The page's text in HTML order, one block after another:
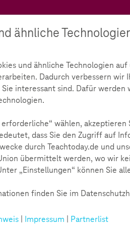
mehr Medienparcours
Zeit am Computer?
das eigene
zu behalten.
ähnliche
und ähnliche Technologien
Dadurch verbessern wir
interessant sind. Dafür
erforderliche“ wählen,
dass Sie den Zugriff auf
durch Teachtoday.de und
übermittelt werden, wo wir
„Einstellungen“ können Sie
finden Sie im
Impressum Partnerlist